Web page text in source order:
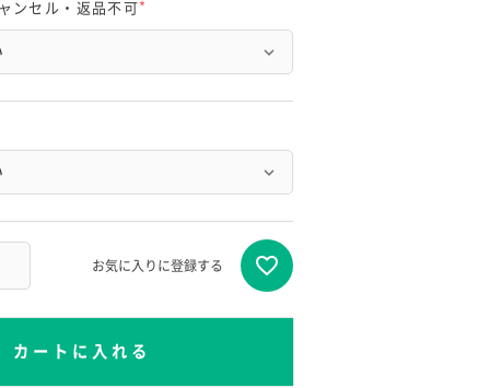
ンセル・返品不可
)
お気に入りに登録する
カートに入れる